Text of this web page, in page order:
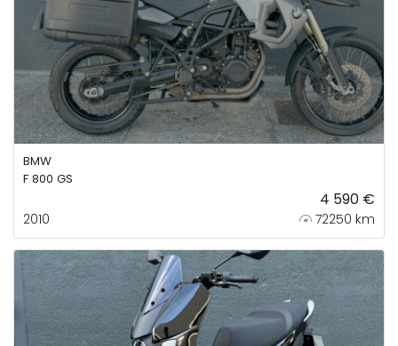
BMW
F 800 GS
4 590 €
2010 72250 km